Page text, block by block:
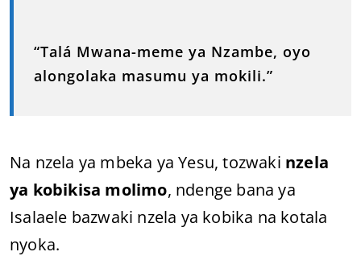
“Talá Mwana-meme ya Nzambe, oyo
alongolaka masumu ya mokili.”
Na nzela ya mbeka ya Yesu, tozwaki nzela
ya kobikisa molimo, ndenge bana ya
Isalaele bazwaki nzela ya kobika na kotala
nyoka.